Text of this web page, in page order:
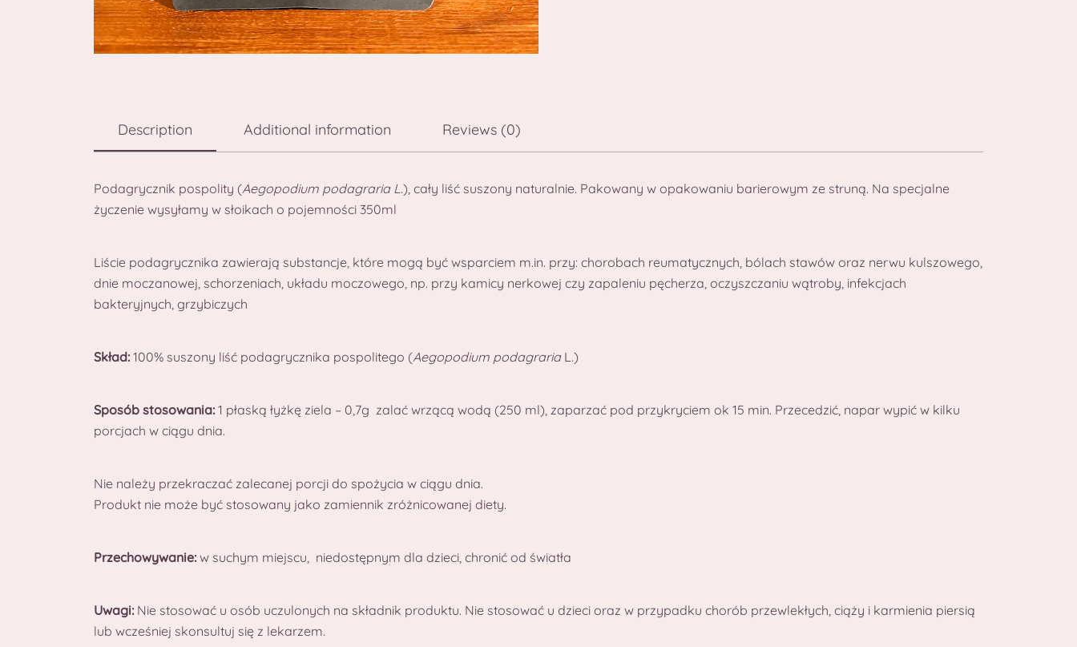
Description Additional information Reviews (0)
Podagrycznik pospolity (Aegopodium podagraria L.), cały liść suszony naturalnie. Pakowany w opakowaniu barierowym ze struną. Na specjalne
życzenie wysyłamy w słoikach o pojemności 350ml
Liście podagrycznika zawierają substancje, które mogą być wsparciem m.in. przy: chorobach reumatycznych, bólach stawów oraz nerwu kulszowego,
dnie moczanowej, schorzeniach, układu moczowego, np. przy kamicy nerkowej czy zapaleniu pęcherza, oczyszczaniu wątroby, infekcjach
bakteryjnych, grzybiczych
Skład: 100% suszony liść podagrycznika pospolitego (Aegopodium podagrariaL.)
Sposób stosowania: 1 płaską łyżkę ziela – 0,7g zalać wrzącą wodą (250 ml), zaparzać pod przykryciem ok 15 min. Przecedzić, napar wypić w kilku
porcjach w ciągu dnia.
Nie należy przekraczać zalecanej porcji do spożycia w ciągu dnia.
Produkt nie może być stosowany jako zamiennik zróżnicowanej diety.
Przechowywanie: w suchym miejscu, niedostępnym dla dzieci, chronić od światła
Uwagi: Nie stosować u osób uczulonych na składnik produktu. Nie stosować u dzieci oraz w przypadku chorób przewlekłych, ciąży i karmienia piersią
lub wcześniej skonsultuj się z lekarzem.